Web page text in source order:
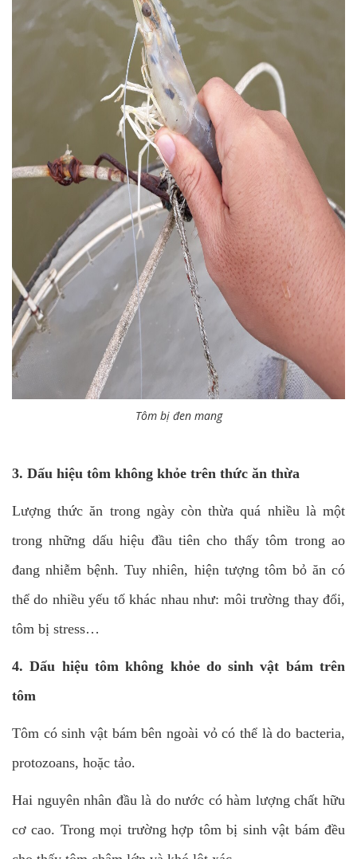
Tôm bị đen mang
3. Dấu hiệu tôm không khỏe trên thức ăn thừa
Lượng thức ăn trong ngày còn thừa quá nhiều là một
trong những dấu hiệu đầu tiên cho thấy tôm trong ao
đang nhiễm bệnh. Tuy nhiên, hiện tượng tôm bỏ ăn có
thể do nhiều yếu tố khác nhau như: môi trường thay đổi,
tôm bị stress…
4. Dấu hiệu tôm không khỏe do sinh vật bám trên
tôm
Tôm có sinh vật bám bên ngoài vỏ có thể là do bacteria,
protozoans, hoặc tảo.
Hai nguyên nhân đầu là do nước có hàm lượng chất hữu
cơ cao. Trong mọi trường hợp tôm bị sinh vật bám đều